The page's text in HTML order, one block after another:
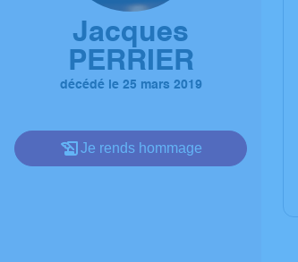
Jacques
PERRIER
décédé le 25 mars 2019
Je rends hommage